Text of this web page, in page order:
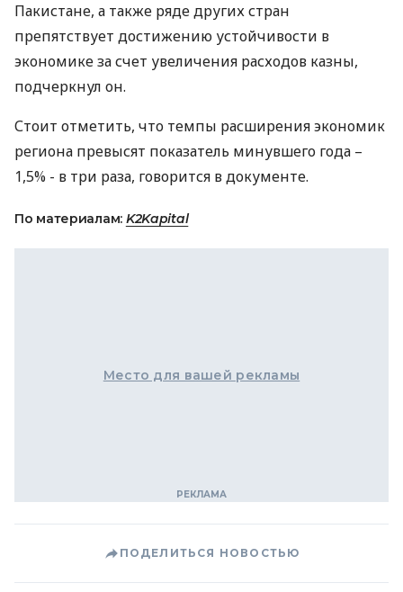
Пакистане, а также ряде других стран
препятствует достижению устойчивости в
экономике за счет увеличения расходов казны,
подчеркнул он.
Стоит отметить, что темпы расширения экономик
региона превысят показатель минувшего года –
1,5% - в три раза, говорится в документе.
По материалам: K2Kapital
Место для вашей рекламы
ПОДЕЛИТЬСЯ НОВОСТЬЮ